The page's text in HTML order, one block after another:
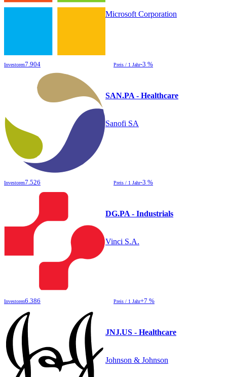
Microsoft Corporation
Investoren7.904 Preis / 1 Jahr-3 %
SAN.PA - Healthcare
Sanofi SA
Investoren7.526 Preis / 1 Jahr-3 %
DG.PA - Industrials
Vinci S.A.
Investoren6.386 Preis / 1 Jahr+7 %
JNJ.US - Healthcare
Johnson & Johnson